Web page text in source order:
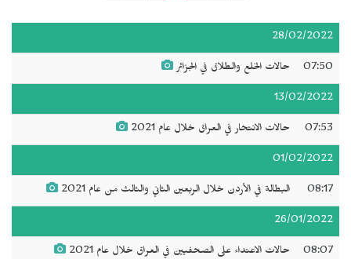
28/02/2022
07:50 حالات الخلع والطلاق في الجزائر
13/02/2022
07:53 حالات الانتحار في العراق خلال عام 2021
01/02/2022
08:17 البطالة في الأردن خلال الربعين الثاني والثالث من عام 2021
26/01/2022
08:07 حالات الاعتداء على الصحفيين في العراق خلال عام 2021